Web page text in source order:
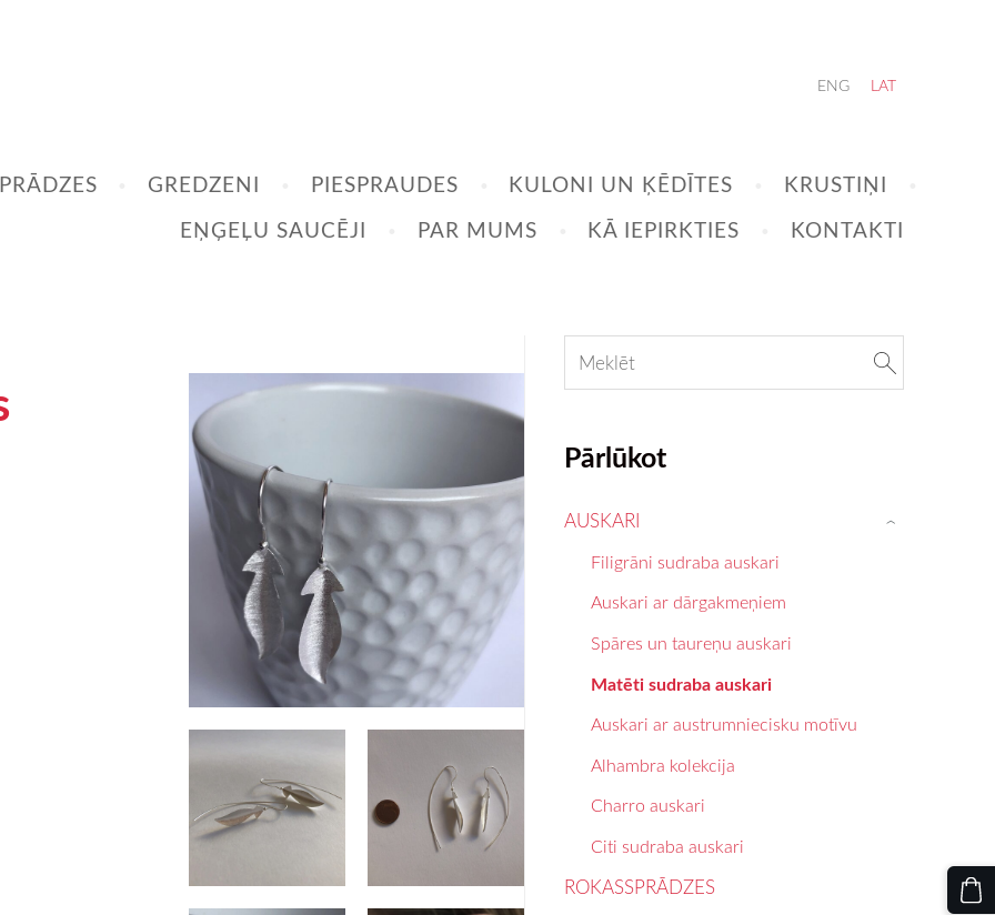
GREDZENI PIESPRAUDES KULONI UN ĶĒDĪTES
KRUSTIŅI
EŅĢEĻU SAUCĒJI
PAR MUMS KĀ IEPIRKTIES KONTAKTI
ENG LAT
Pārlūkot
AUSKARI
Filigrāni sudraba auskari
Auskari ar dārgakmeņiem
Spāres un taureņu auskari
Matēti sudraba auskari
Auskari ar austrumniecisku motīvu
Alhambra kolekcija
Charro auskari
Citi sudraba auskari
›
ROKASSPRĀDZES